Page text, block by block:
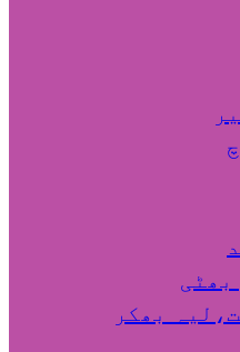
بھٹی
بھکر